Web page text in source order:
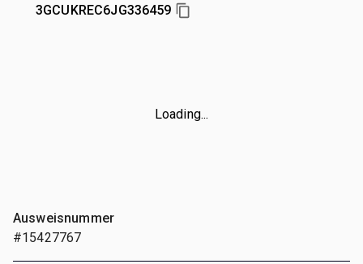
3GCUKREC6JG336459
Loading...
Ausweisnummer
#15427767